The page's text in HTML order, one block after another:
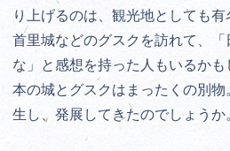
り上げるのは、観光地としても有
首里城などのグスクを訪れて、
な」と感想を持った人もいるか
本の城とグスクはまったくの別
生し、発展してきたのでしょうか。